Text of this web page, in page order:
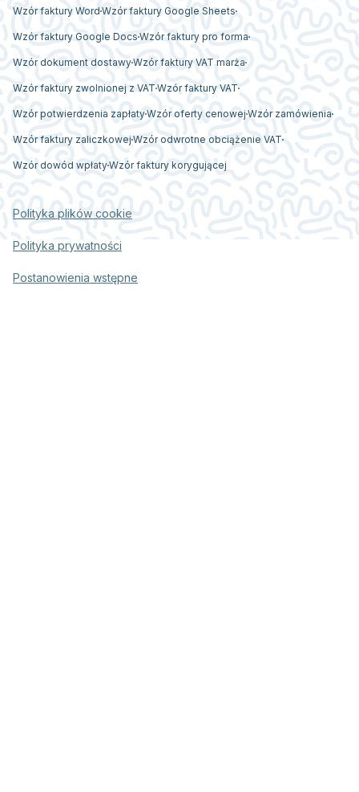
Wzór faktury Word Wzór faktury Google Sheets
Wzór faktury Google Docs Wzór faktury pro forma
Wzór dokument dostawyWzór faktury VAT marża
Wzór faktury zwolnionej z VAT Wzór faktury VAT
Wzór potwierdzenia zapłatyWzór oferty cenowej Wzór zamówienia
Wzór faktury zaliczkowej Wzór odwrotne obciążenie VAT
Wzór dowód wpłatyWzór faktury korygującej
Polityka plików cookie
Polityka prywatności
Postanowienia wstępne